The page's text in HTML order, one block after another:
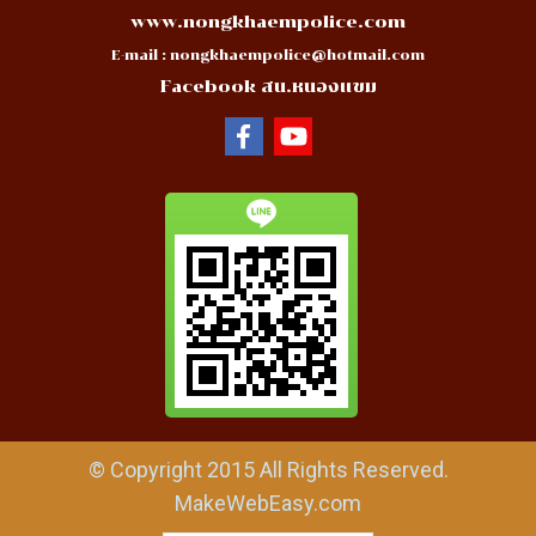
www.nongkhaempolice.com
E-mail : nongkhaempolice@hotmail.com
Facebook สน.หนองแขม
© Copyright 2015 All Rights Reserved.
MakeWebEasy.com